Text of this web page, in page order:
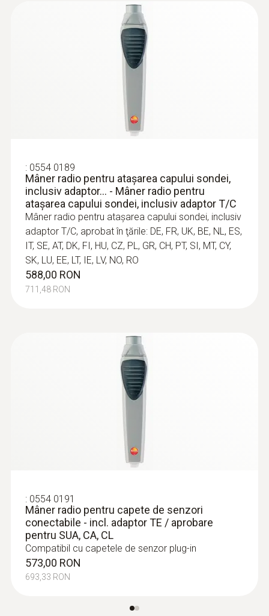
Cap de măsurare, de rezervă, pentru
Sondă de suprafață cu reacție rapidă
(TC tip K) - pentru măsurări în locuri în
care accesul este dificil.
Măsurare fiabilă - chiar și în deschiderile
: 0554 0189
Mâner radio pentru atașarea capului sondei,
inclusiv adaptor... - Mâner radio pentru
atașarea capului sondei, inclusiv adaptor T/C
Mâner radio pentru atașarea capului sondei, inclusiv
adaptor T/C, aprobat în ţările: DE, FR, UK, BE, NL, ES,
IT, SE, AT, DK, FI, HU, CZ, PL, GR, CH, PT, SI, MT, CY,
SK, LU, EE, LT, IE, LV, NO, RO
588,00 RON
711,48 RON
: 0554 0191
Mâner radio pentru capete de senzori
conectabile - incl. adaptor TE / aprobare
pentru SUA, CA, CL
Compatibil cu capetele de senzor plug-in
573,00 RON
693,33 RON